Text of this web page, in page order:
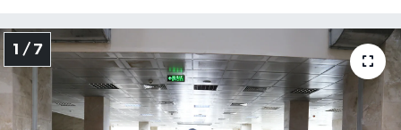
1 / 7